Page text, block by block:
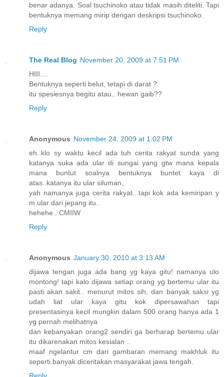
benar adanya. Soal tsuchinoko atau tidak masih diteliti. Tapi
bentuknya memang mirip dengan deskripsi tsuchinoko.
Reply
The Real Blog November 20, 2009 at 7:51 PM
HIII....
Bentuknya seperti belut, tetapi di darat ?
itu spesiesnya begitu atau.. hewan gaib??
Reply
Anonymous November 24, 2009 at 1:02 PM
eh..klo sy waktu kecil ada tuh cerita rakyat sunda yang
katanya suka ada ular di sungai yang gtw mana kepala
mana buntut soalnya bentuknya buntet kaya di
atas..katanya itu ular siluman,
yah namanya juga cerita rakyat...tapi kok ada kemiripan y
m ular dari jepang itu..
hehehe...CMIIW
Reply
Anonymous January 30, 2010 at 3:13 AM
dijawa tengan juga ada bang yg kaya gitu! namanya ulo
montong! tapi kalo dijawa setiap orang yg bertemu ular itu
pasti akan sakit.. menurut mitos sih, dan banyak saksi yg
udah liat ular kaya gitu kok dipersawahan tapi
presentasinya kecil mungkin dalam 500 orang hanya ada 1
yg pernah melihatnya
dan kebanyakan orang2 sendiri ga berharap bertemu ular
itu dikarenakan mitos kesialan ..
maaf ngelantur cm dari gambaran memang makhluk itu
seperti banyak diceritakan masyarakat jawa tengah.